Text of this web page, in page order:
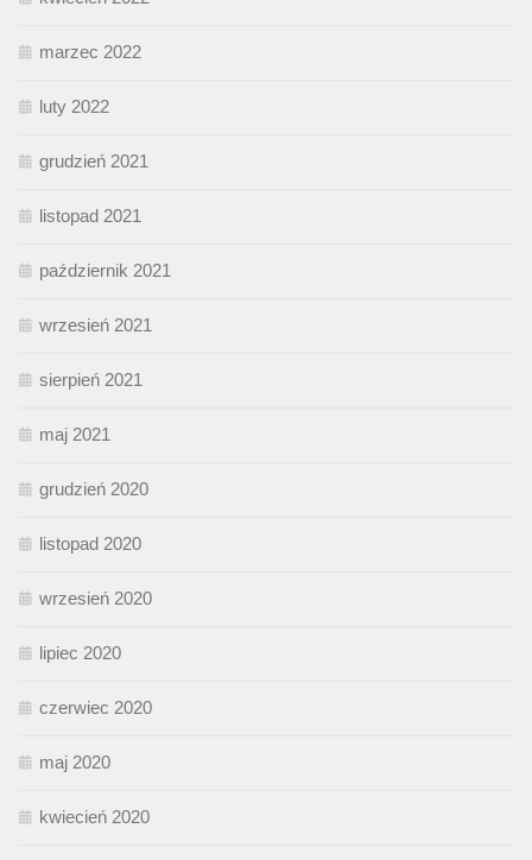
marzec 2022
luty 2022
grudzień 2021
listopad 2021
październik 2021
wrzesień 2021
sierpień 2021
maj 2021
grudzień 2020
listopad 2020
wrzesień 2020
lipiec 2020
czerwiec 2020
maj 2020
kwiecień 2020